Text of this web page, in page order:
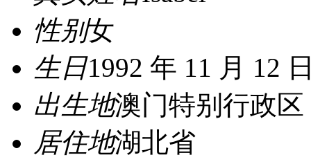
性别女
生日1992 年 11 月 12
出生地澳门特别行政区
居住地湖北省